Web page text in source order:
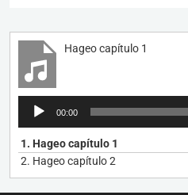
Hageo capítulo 1
Reproductor
00:00
1. Hageo capítulo 1
2. Hageo capítulo 2